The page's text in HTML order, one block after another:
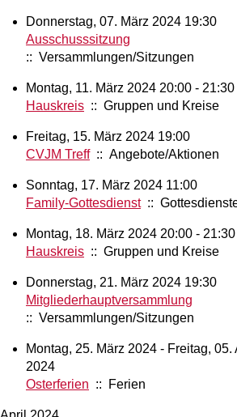
Donnerstag, 07. März 2024 19:30
Ausschusssitzung
:: Versammlungen/Sitzungen
Montag, 11. März 2024 20:00 - 21:30
Hauskreis :: Gruppen und Kreise
Freitag, 15. März 2024 19:00
CVJM Treff:: Angebote/Aktionen
Sonntag, 17. März 2024 11:00
Family-Gottesdienst::
Montag, 18. März 2024 20:00 - 21:30
Hauskreis :: Gruppen und Kreise
Donnerstag, 21. März 2024 19:30
Mitgliederhauptversammlung
:: Versammlungen/Sitzungen
Montag, 25. März 2024 - Freitag, 05.
2024
Osterferien :: Ferien